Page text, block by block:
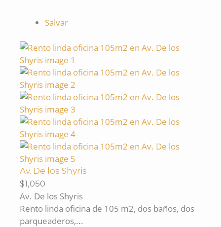
Salvar
Av. De los Shyris
$1,050
Av. De los Shyris
Rento linda oficina de 105 m2, dos baños, dos
parqueaderos,...